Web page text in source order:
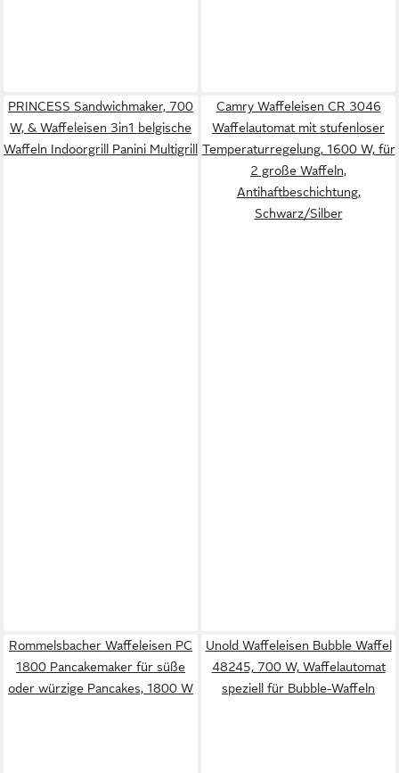
PRINCESS Sandwichmaker, 700
W, & Waffeleisen 3in1 belgische
Waffeln Indoorgrill Panini Multigrill
Camry Waffeleisen CR 3046
Waffelautomat mit stufenloser
Temperaturregelung, 1600 W, für
2 große Waffeln,
Antihaftbeschichtung,
Schwarz/Silber
Rommelsbacher Waffeleisen PC
1800 Pancakemaker für süße
oder würzige Pancakes, 1800 W
Unold Waffeleisen Bubble Waffel
48245, 700 W, Waffelautomat
speziell für Bubble-Waffeln